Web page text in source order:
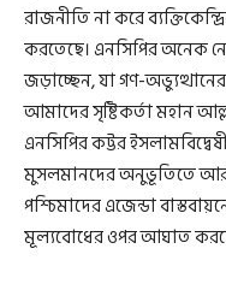
রাজনীতি না করে
করতেছে। এনসিপির অনেক
জড়াচ্ছেন, যা গণ-
আমাদের সৃষ্টিকর্তা মহান
এনসিপির কট্টর
মুসলমানদের অনুভূতিতে
পশ্চিমাদের এজেন্ডা
মূল্যবোধের ওপর আঘাত